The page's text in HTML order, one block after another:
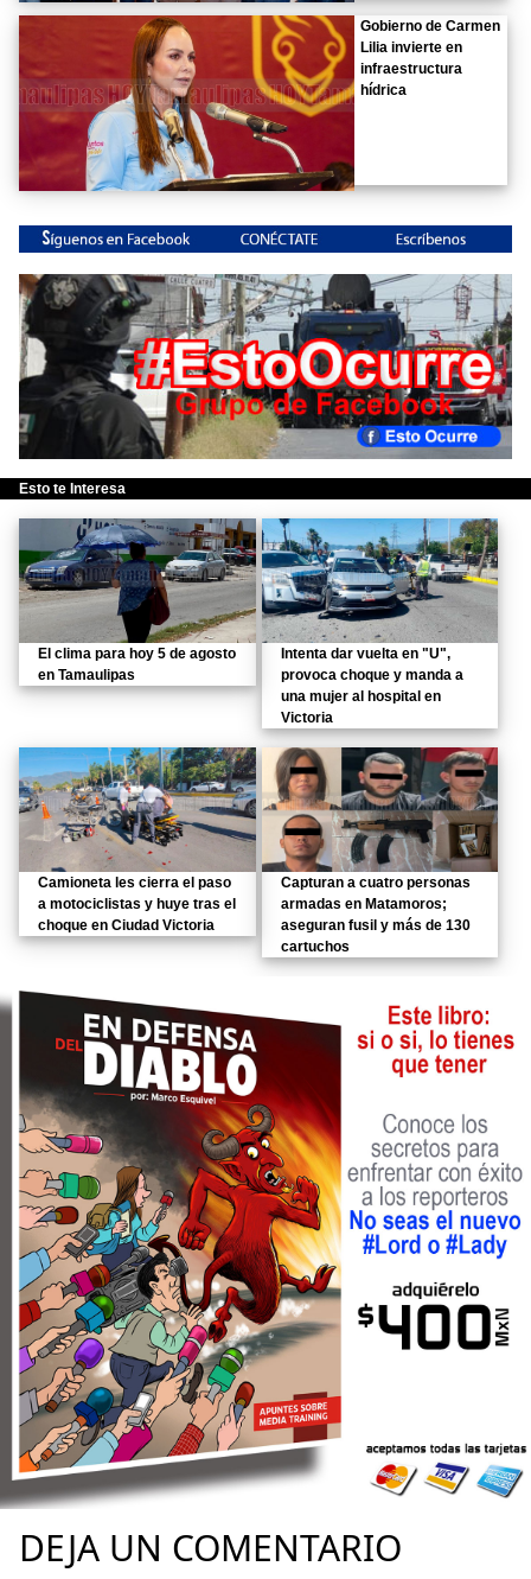
Gobierno de Carmen
Lilia invierte en
infraestructura
hídrica
Esto te Interesa
El clima para hoy 5 de agosto
en Tamaulipas
Intenta dar vuelta en "U",
provoca choque y manda a
una mujer al hospital en
Victoria
Camioneta les cierra el paso
a motociclistas y huye tras el
choque en Ciudad Victoria
Capturan a cuatro personas
armadas en Matamoros;
aseguran fusil y más de 130
cartuchos
DEJA UN COMENTARIO